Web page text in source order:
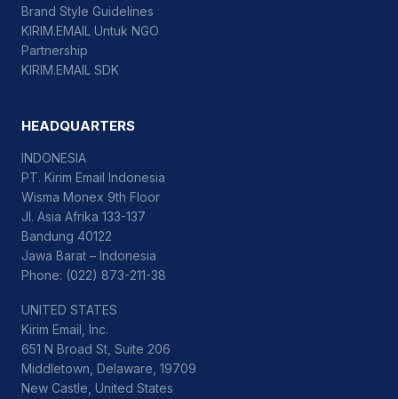
Brand Style Guidelines
KIRIM.EMAIL Untuk NGO
Partnership
KIRIM.EMAIL SDK
HEADQUARTERS
INDONESIA
PT. Kirim Email Indonesia
Wisma Monex 9th Floor
Jl. Asia Afrika 133-137
Bandung 40122
Jawa Barat – Indonesia
Phone: (022) 873-211-38
UNITED STATES
Kirim Email, Inc.
651 N Broad St, Suite 206
Middletown, Delaware, 19709
New Castle, United States